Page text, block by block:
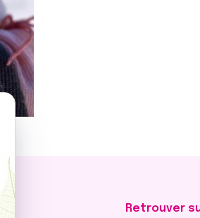
Retrouver